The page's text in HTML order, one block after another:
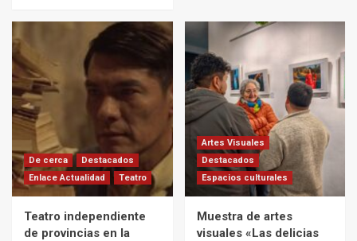
De cerca
Destacados
Enlace Actualidad
Teatro
Teatro independiente
de provincias en la
Artes Visuales
Destacados
Espacios culturales
Muestra de artes
visuales «Las delicias